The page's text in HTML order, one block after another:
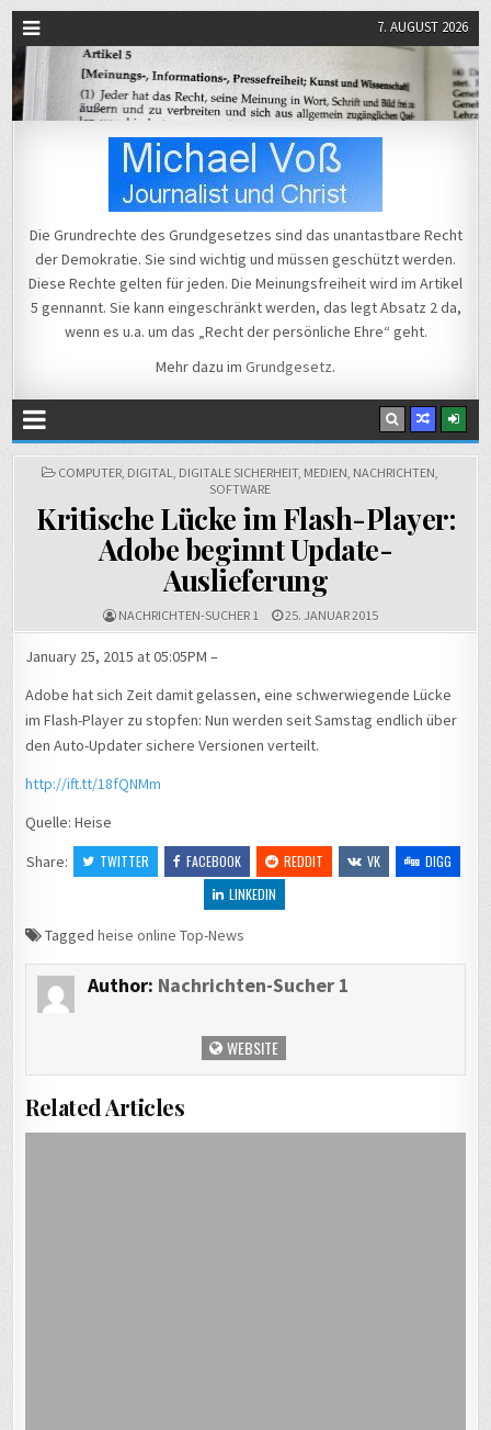
7. AUGUST 2026
Michael Voß
Die Grundrechte des Grundgesetzes sind das unantastbare Recht
der Demokratie. Sie sind wichtig und müssen geschützt werden.
Diese Rechte gelten für jeden. Die Meinungsfreiheit wird im Artikel
5 gennannt. Sie kann eingeschränkt werden, das legt Absatz 2 da,
wenn es u.a. um das „Recht der persönliche Ehre“ geht.
Mehr dazu im Grundgesetz.
POSTED
COMPUTER, DIGITAL, DIGITALE SICHERHEIT, MEDIEN, NACHRICHTEN,
SOFTWARE
Kritische Lücke im Flash-Player:
Adobe beginnt Update-
Auslieferung
NACHRICHTEN-SUCHER 1 25. JANUAR 2015
January 25, 2015 at 05:05PM –
Adobe hat sich Zeit damit gelassen, eine schwerwiegende Lücke
im Flash-Player zu stopfen: Nun werden seit Samstag endlich über
den Auto-Updater sichere Versionen verteilt.
http://ift.tt/18fQNMm
Quelle: Heise
Share:
TWITTER FACEBOOK REDDIT VK
DIGG
LINKEDIN
Taggedheise online Top-News
Author: Nachrichten-Sucher 1
WEBSITE
Related Articles